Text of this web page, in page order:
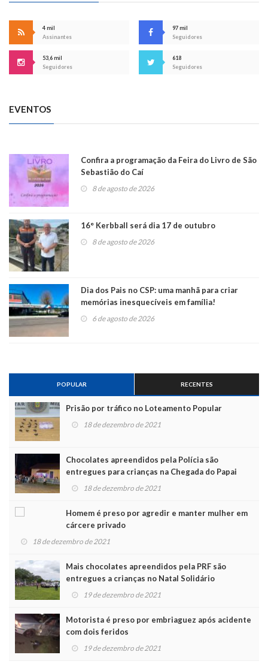
4 mil
Assinantes
97 mil
Seguidores
53,6 mil
Seguidores
618
Seguidores
EVENTOS
Confira a programação da Feira do Livro de São
Sebastião do Caí
8 de agosto de 2026
16° Kerbball será dia 17 de outubro
8 de agosto de 2026
Dia dos Pais no CSP: uma manhã para criar
memórias inesquecíveis em família!
6 de agosto de 2026
POPULAR RECENTES
Prisão por tráfico no Loteamento Popular
18 de dezembro de 2021
Chocolates apreendidos pela Polícia são
entregues para crianças na Chegada do Papai
Noel 18 de dezembro de 2021
Homem é preso por agredir e manter mulher em
cárcere privado
18 de dezembro de 2021
Mais chocolates apreendidos pela PRF são
entregues a crianças no Natal Solidário
19 de dezembro de 2021
Motorista é preso por embriaguez após acidente
com dois feridos
19 de dezembro de 2021